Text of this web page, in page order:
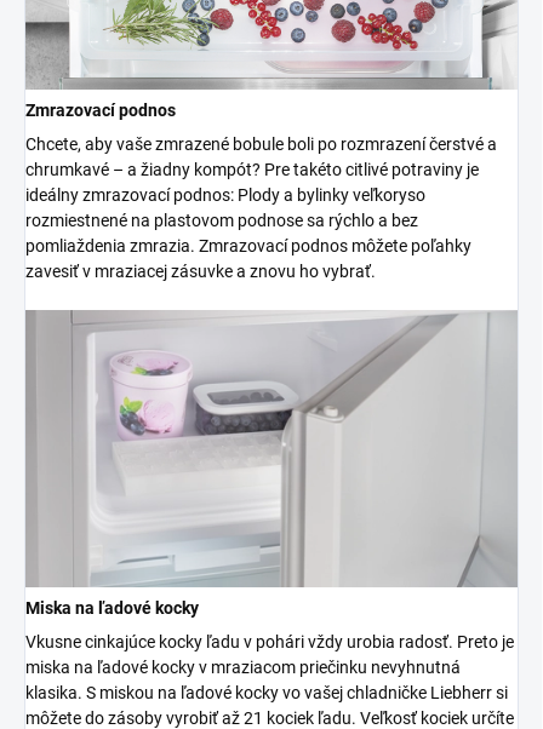
Zmrazovací podnos
Chcete, aby vaše zmrazené bobule boli po rozmrazení čerstvé a
chrumkavé – a žiadny kompót? Pre takéto citlivé potraviny je
ideálny zmrazovací podnos: Plody a bylinky veľkoryso
rozmiestnené na plastovom podnose sa rýchlo a bez
pomliaždenia zmrazia. Zmrazovací podnos môžete poľahky
zavesiť v mraziacej zásuvke a znovu ho vybrať.
Miska na ľadové kocky
Vkusne cinkajúce kocky ľadu v pohári vždy urobia radosť. Preto je
miska na ľadové kocky v mraziacom priečinku nevyhnutná
klasika. S miskou na ľadové kocky vo vašej chladničke Liebherr si
môžete do zásoby vyrobiť až 21 kociek ľadu. Veľkosť kociek určíte